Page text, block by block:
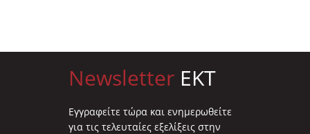
Newsletter EKT
Eγγραφείτε τώρα και ενημερωθείτε
για τις τελευταίες εξελίξεις στην